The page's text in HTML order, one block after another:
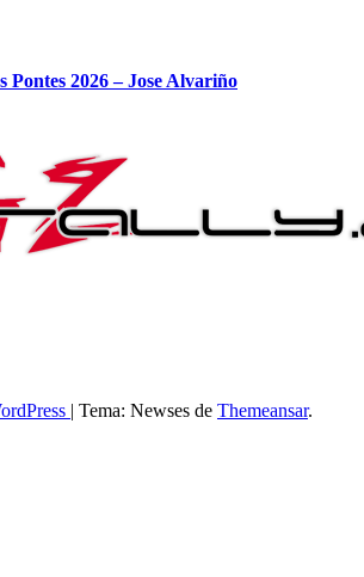
Pontes 2026 – Jose Alvariño
| Tema: Newses de Themeansar.